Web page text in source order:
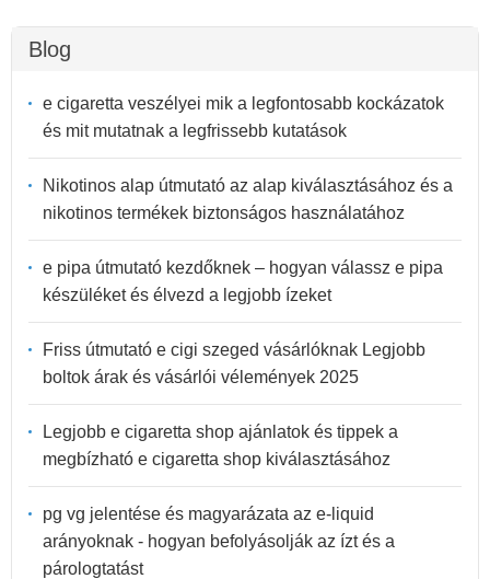
Blog
e cigaretta veszélyei mik a legfontosabb kockázatok
és mit mutatnak a legfrissebb kutatások
Nikotinos alap útmutató az alap kiválasztásához és a
nikotinos termékek biztonságos használatához
e pipa útmutató kezdőknek – hogyan válassz e pipa
készüléket és élvezd a legjobb ízeket
Friss útmutató e cigi szeged vásárlóknak Legjobb
boltok árak és vásárlói vélemények 2025
Legjobb e cigaretta shop ajánlatok és tippek a
megbízható e cigaretta shop kiválasztásához
pg vg jelentése és magyarázata az e-liquid
arányoknak - hogyan befolyásolják az ízt és a
párologtatást